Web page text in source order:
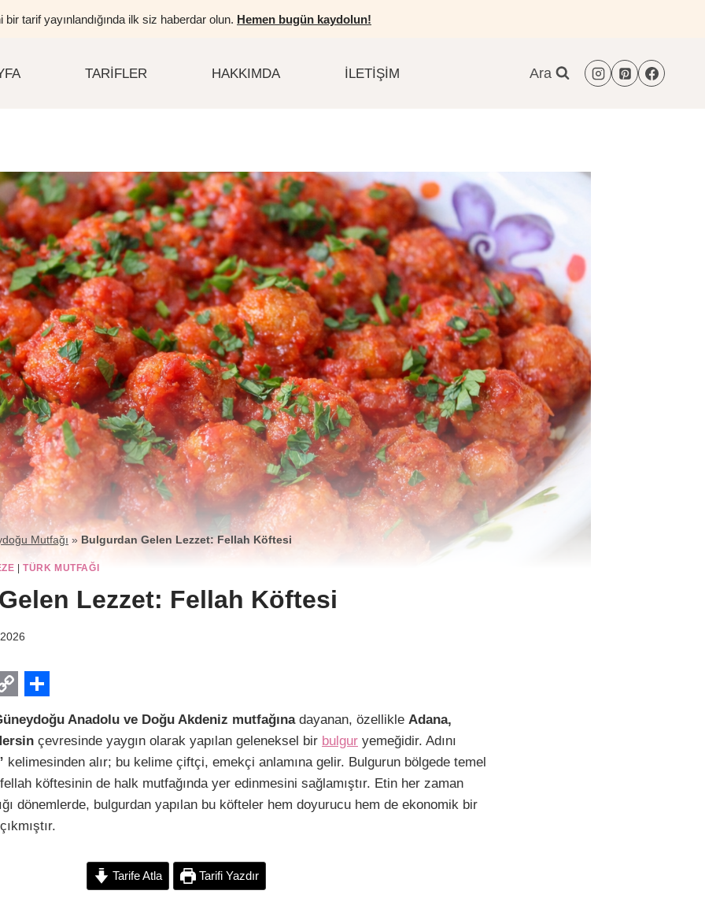
bir tarif yayınlandığında ilk siz haberdar olun. Hemen bugün kaydolun!
TARIFLER HAKKIMDA İLETIŞIM Ara
Mutfağı » Bulgurdan Gelen Lezzet: Fellah Köftesi
|TÜRK MUTFAĞI
Lezzet: Fellah Köftesi
S
h
a
r
e
Anadolu ve Doğu Akdeniz mutfağınadayanan, özellikle Adana,
çevresinde yaygın olarak yapılan geleneksel bir bulgur yemeğidir. Adını
kelimesinden alır; bu kelime çiftçi, emekçi anlamına gelir. Bulgurun bölgede temel
köftesinin de halk mutfağında yer edinmesini sağlamıştır. Etin her zaman
dönemlerde, bulgurdan yapılan bu köfteler hem doyurucu hem de ekonomik bir
Tarife Atla Tarifi Yazdır